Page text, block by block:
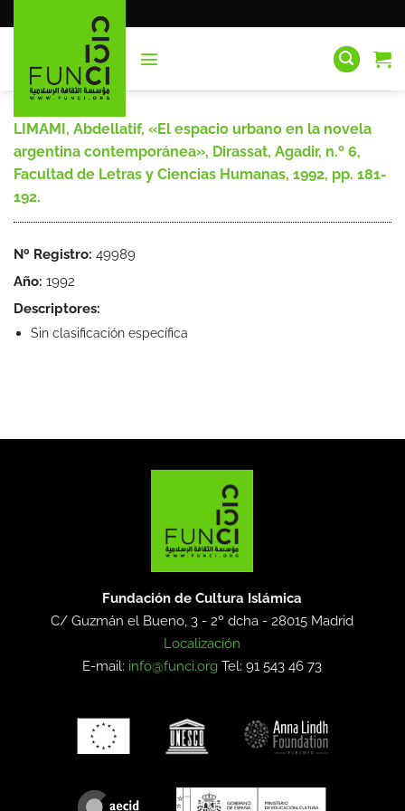
al
LIMAMI, Abdellatif, «El espacio urbano en la novela
argentina contemporánea», Dirassat, Agadir, n.º 6,
Facultad de Letras y Ciencias Humanas, 1992, pp. 181-
192.
Nº Registro: 49989
Año: 1992
Descriptores:
Sin clasificación específica
Fundación de Cultura Islámica
C/ Guzmán el Bueno, 3 - 2º dcha -28015 Madrid
Localización
E-mail: info@funci.org Tel: 91 543 46 73